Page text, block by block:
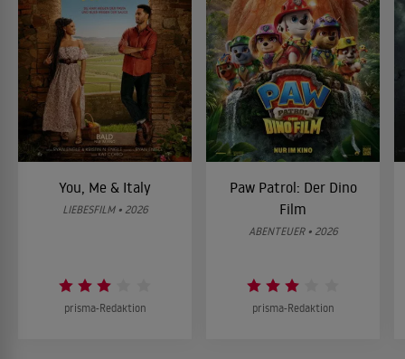
You, Me & Italy
LIEBESFILM • 2026
prisma-Redaktion
Paw Patrol: Der Dino
Film
ABENTEUER • 2026
prisma-Redaktion